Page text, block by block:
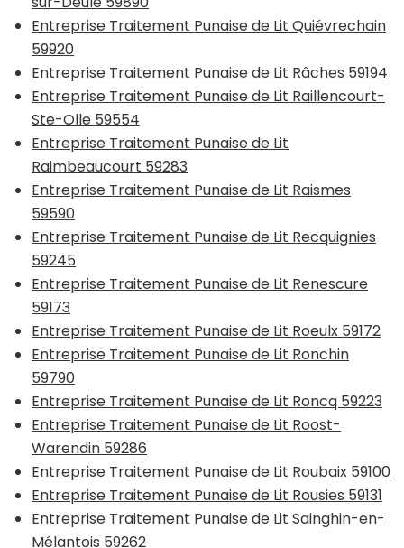
Entreprise Traitement Punaise de Lit Quiévrechain
59920
Entreprise Traitement Punaise de Lit Râches 59194
Entreprise Traitement Punaise de Lit Raillencourt-
Ste-Olle 59554
Entreprise Traitement Punaise de Lit
Raimbeaucourt 59283
Entreprise Traitement Punaise de Lit Raismes
59590
Entreprise Traitement Punaise de Lit Recquignies
59245
Entreprise Traitement Punaise de Lit Renescure
59173
Entreprise Traitement Punaise de Lit Roeulx 59172
Entreprise Traitement Punaise de Lit Ronchin
59790
Entreprise Traitement Punaise de Lit Roncq 59223
Entreprise Traitement Punaise de Lit Roost-
Warendin 59286
Entreprise Traitement Punaise de Lit Roubaix 59100
Entreprise Traitement Punaise de Lit Rousies 59131
Entreprise Traitement Punaise de Lit Sainghin-en-
Mélantois 59262